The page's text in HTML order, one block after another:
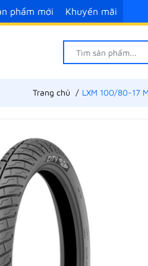
phẩm mới Khuyến mãi
Trang chủ LXM 100/80-17